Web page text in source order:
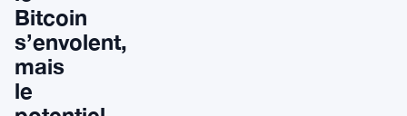
Bitcoin
s’envolent,
mais
le